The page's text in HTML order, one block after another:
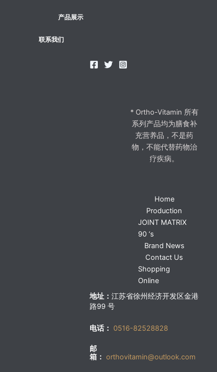
产品展示
联系我们
* Ortho-Vitamin 所有
系列产品均为膳食补
充营养品，不是药
物，不能代替药物治
疗疾病。
Home
Production
JOINT MATRIX
90 ‘s
Brand News
Contact Us
Shopping
Online
地址： 江苏省徐州经济开发区金港
路99 号
电话： 0516-82528828
邮
箱： orthovitamin@outlook.com